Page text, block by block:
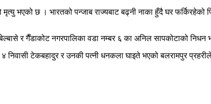
मृत्यु भएको छ । भारतको पन्जाब राज्यबाट बढ्नी नाका हुँदै घर
र गैँडाकोट नगरपालिका वडा नम्बर ६ का अनिल सापकोटाको निधन
निवासी टेकबहादुर र उनकी पत्नी धनकला घाइते भएको बलरामपुर